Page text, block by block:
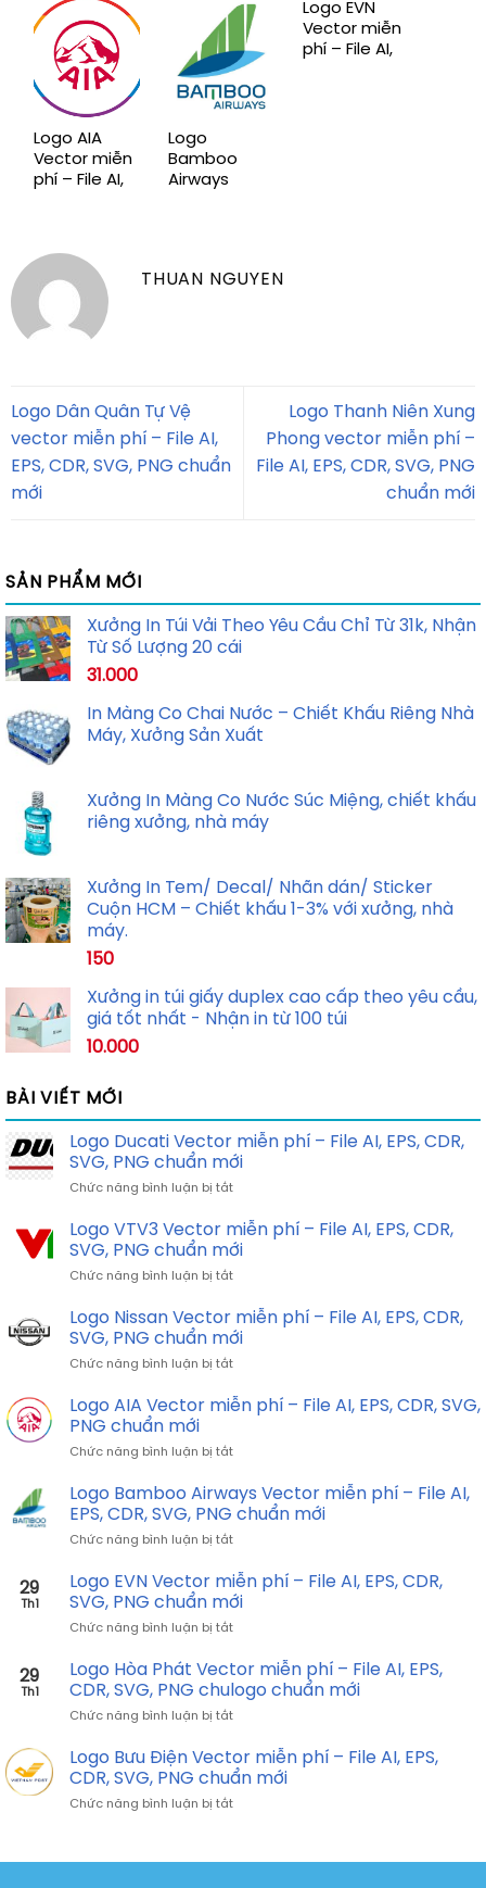
chuẩn mới
chuẩn mới
chuẩn mới
Logo AIA
Vector miễn
phí – File AI,
Logo
Bamboo
Airways
chuẩn mới
Logo EVN
Vector miễn
phí – File AI,
THUAN NGUYEN
Logo Dân Quân Tự Vệ
vector miễn phí – File AI,
EPS, CDR, SVG, PNG chuẩn
mới
Logo Thanh Niên Xung
Phong vector miễn phí –
File AI, EPS, CDR, SVG, PNG
chuẩn mới
SẢN PHẨM MỚI
Xưởng In Túi Vải Theo Yêu Cầu Chỉ Từ 31k, Nhận
Từ Số Lượng 20 cái
31.000
In Màng Co Chai Nước – Chiết Khấu Riêng Nhà
Máy, Xưởng Sản Xuất
Xưởng In Màng Co Nước Súc Miệng, chiết khấu
riêng xưởng, nhà máy
Xưởng In Tem/ Decal/ Nhãn dán/ Sticker
Cuộn HCM – Chiết khấu 1-3% với xưởng, nhà
máy.
150
Xưởng in túi giấy duplex cao cấp theo yêu cầu,
giá tốt nhất - Nhận in từ 100 túi
10.000
BÀI VIẾT MỚI
Logo Ducati Vector miễn phí – File AI, EPS, CDR,
SVG, PNG chuẩn mới
Chức năng bình luận bị tắtở
Ducati
Vector
phí
File
AI,
PNG
Logo VTV3 Vector miễn phí – File AI, EPS, CDR,
SVG, PNG chuẩn mới
Chức năng bình luận bị tắtở
VTV3
Vector
phí
File
PNG
chuẩn
Logo Nissan Vector miễn phí – File AI, EPS, CDR,
SVG, PNG chuẩn mới
Chức năng bình luận bị tắtở
Nissan
Vector
phí
File
AI,
PNG
chuẩn
Logo AIA Vector miễn phí – File AI, EPS, CDR, SVG,
PNG chuẩn mới
Chức năng bình luận bị tắtở
AIA
Vector
phí
File
AI,
PNG
chuẩn
Logo Bamboo Airways Vector miễn phí – File AI,
EPS, CDR, SVG, PNG chuẩn mới
Chức năng bình luận bị tắtở
Bamboo
Airways
miễn
–
File
SVG,
PNG
29
Th1
Logo EVN Vector miễn phí – File AI, EPS, CDR,
SVG, PNG chuẩn mới
Chức năng bình luận bị tắtở
EVN
Vector
miễn
phí
File
AI,
29
Th1
Logo Hòa Phát Vector miễn phí – File AI, EPS,
CDR, SVG, PNG chulogo chuẩn mới
Chức năng bình luận bị tắtở
Hòa
Phát
miễn
File
Logo Bưu Điện Vector miễn phí – File AI, EPS,
CDR, SVG, PNG chuẩn mới
Chức năng bình luận bị tắtở